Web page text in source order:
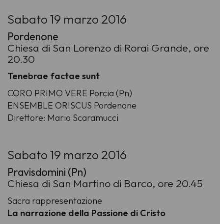
Sabato 19 marzo 2016
Pordenone
Chiesa di San Lorenzo di Rorai Grande, ore
20.30
Tenebrae factae sunt
CORO PRIMO VERE Porcia (Pn)
ENSEMBLE ORISCUS Pordenone
Direttore: Mario Scaramucci
Sabato 19 marzo 2016
Pravisdomini (Pn)
Chiesa di San Martino di Barco, ore 20.45
Sacra rappresentazione
La narrazione della Passione di Cristo